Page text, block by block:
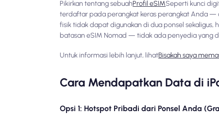
Pikirkan tentang sebuahProfil eSIMSeperti kunci
terdaftar pada perangkat keras perangkat Anda —
fisik tidak dapat digunakan di dua ponsel sekaligus,
batasan eSIM Nomad — tidak ada penyedia yang
Untuk informasi lebih lanjut, lihatBisakah saya
Cara Mendapatkan Data di
Opsi 1: Hotspot Pribadi dari Ponsel Anda